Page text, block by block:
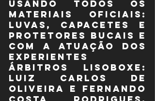
usando todos os
materiais oficiais:
luvas, capacetes e
protetores bucais e
com a atuação dos
experientes
árbitros LISOBOXE:
Luiz Carlos de
Oliveira e Fernando